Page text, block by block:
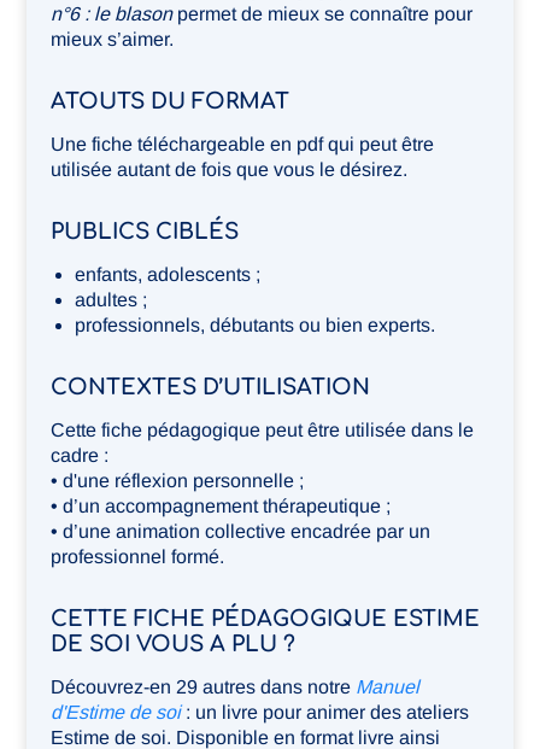
n°6 : le blasonpermet de mieux se connaître pour
mieux s’aimer.
ATOUTS DU FORMAT
Une fiche téléchargeable en pdf qui peut être
utilisée autant de fois que vous le désirez.
PUBLICS CIBLÉS
enfants, adolescents ;
adultes ;
professionnels, débutants ou bien experts.
CONTEXTES D’UTILISATION
Cette fiche pédagogique peut être utilisée dans le
cadre :
• d'une réflexion personnelle ;
• d’un accompagnement thérapeutique ;
• d’une animation collective encadrée par un
professionnel formé.
CETTE FICHE PÉDAGOGIQUE ESTIME
DE SOI VOUS A PLU ?
Découvrez-en 29 autres dans notre Manuel
d'Estime de soi: un livre pour animer des ateliers
Estime de soi. Disponible en format livre ainsi